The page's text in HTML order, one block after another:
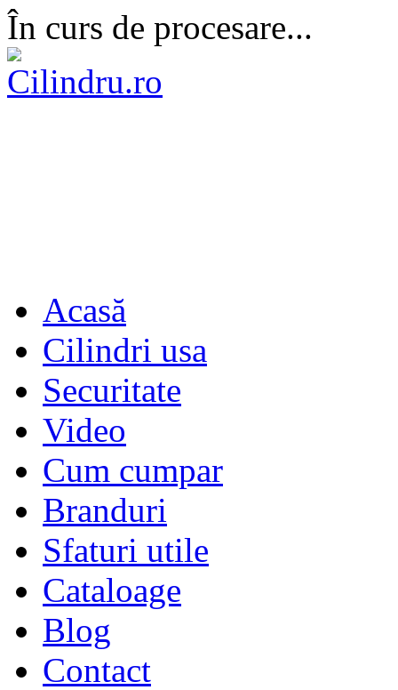
În curs de procesare...
Acasă
Cilindri usa
Securitate
Video
Cum cumpar
Branduri
Sfaturi utile
Cataloage
Blog
Contact